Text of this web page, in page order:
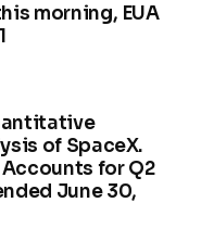
morning, EUA
of SpaceX.
for Q2
June 30,